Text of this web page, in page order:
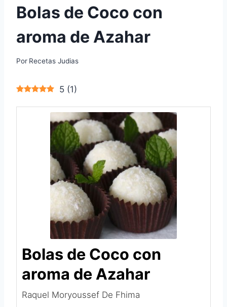
Bolas de Coco con
aroma de Azahar
Por Recetas Judias
5 (1)
Bolas de Coco con
aroma de Azahar
Raquel Moryoussef De Fhima‎